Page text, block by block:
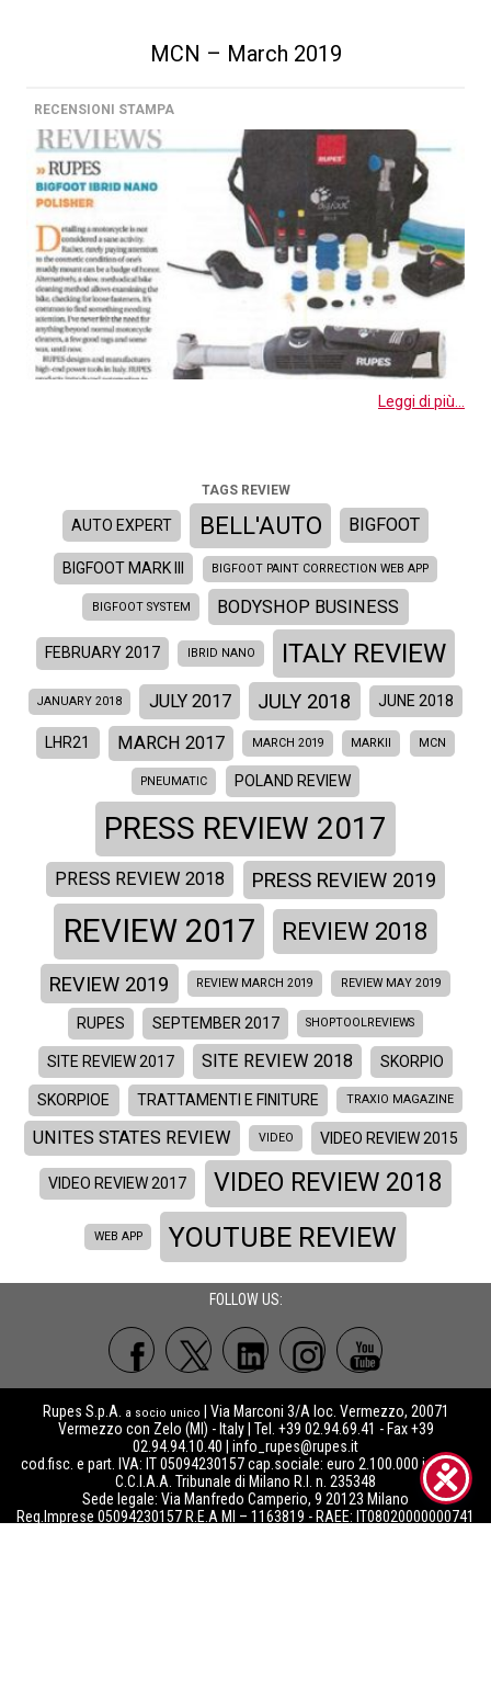
MCN – March 2019
RECENSIONI STAMPA
Leggi di più...
TAGS REVIEW
AUTO EXPERT BELL'AUTO BIGFOOT
BIGFOOT MARK III BIGFOOT PAINT CORRECTION WEB APP
BIGFOOT SYSTEM BODYSHOP BUSINESS
FEBRUARY 2017 IBRID NANO ITALY REVIEW
JANUARY 2018 JULY 2017 JULY 2018 JUNE 2018
LHR21 MARCH 2017 MARCH 2019 MARKII MCN
PNEUMATIC POLAND REVIEW
PRESS REVIEW 2017
PRESS REVIEW 2018 PRESS REVIEW 2019
REVIEW 2017 REVIEW 2018
REVIEW 2019 REVIEW MARCH 2019 REVIEW MAY 2019
RUPES SEPTEMBER 2017 SHOPTOOLREVIEWS
SITE REVIEW 2017 SITE REVIEW 2018 SKORPIO
SKORPIOE TRATTAMENTI E FINITURE TRAXIO MAGAZINE
UNITES STATES REVIEW VIDEO VIDEO REVIEW 2015
VIDEO REVIEW 2017 VIDEO REVIEW 2018
WEB APP YOUTUBE REVIEW
FOLLOW US:
Rupes S.p.A. a socio unico
| Via Marconi 3/A loc. Vermezzo, 20071
Vermezzo con Zelo (MI) - Italy | Tel. +39 02.94.69.41 - Fax +39
02.94.94.10.40 | info_rupes@rupes.it
cod.fisc. e part. IVA: IT 05094230157 cap.sociale: euro 2.100.000 int.vers.
C.C.I.A.A. Tribunale di Milano R.I. n. 235348
Sede legale: Via Manfredo Camperio, 9 20123 Milano
Reg.Imprese 05094230157 R.E.A MI – 1163819 - RAEE: IT08020000000741